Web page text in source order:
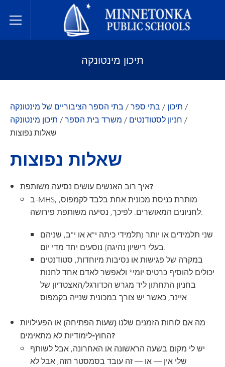
Toggle Menu
בתי הספר הציבוריים של מינטונקה
תיכון מינטונקה
בתי הספר הציבוריים של מינטונקה /בתי ספר / תיכון /
תיכון מינטונקה /משרד בית הספר / חניון לסטודנטים /
שאלות נפוצות
שאלות נפוצות
איך רוב האנשים עושים נסיעה משותפת?
ב-MHS, מותרת כניסת מכונית אחת בלבד לקמפוס,
לחניונים המאושרים. לפיכך, נסיעה משותפת פירושה:
שני תלמידים או יותר (תלמידי כיתה י"א או י"ב, שניהם
בעלי רישיון נהיגה) נוסעים יחד מדי יום.
במקרה של פגישות או נסיבות מיוחדות, סטודנטים
יכולים להוסיף כרטיס יומי* ולאפשר לאדם אחד לחנות
בחניון התחתון ליד מגרש הכדורגל/האצטדיון של
איינר, כאשר יש צורך במכונית שנייה בקמפוס.
מה אם לוחות הזמנים שלנו (שעות הפתיחה) או הפעילויות
החוץ-לימודיות לא מתאימים?
יש לי מקום בשעה הראשונה או האחרונה, אבל לשותף
שלי אין — או — זה עובד בסמסטר הזה, אבל לא